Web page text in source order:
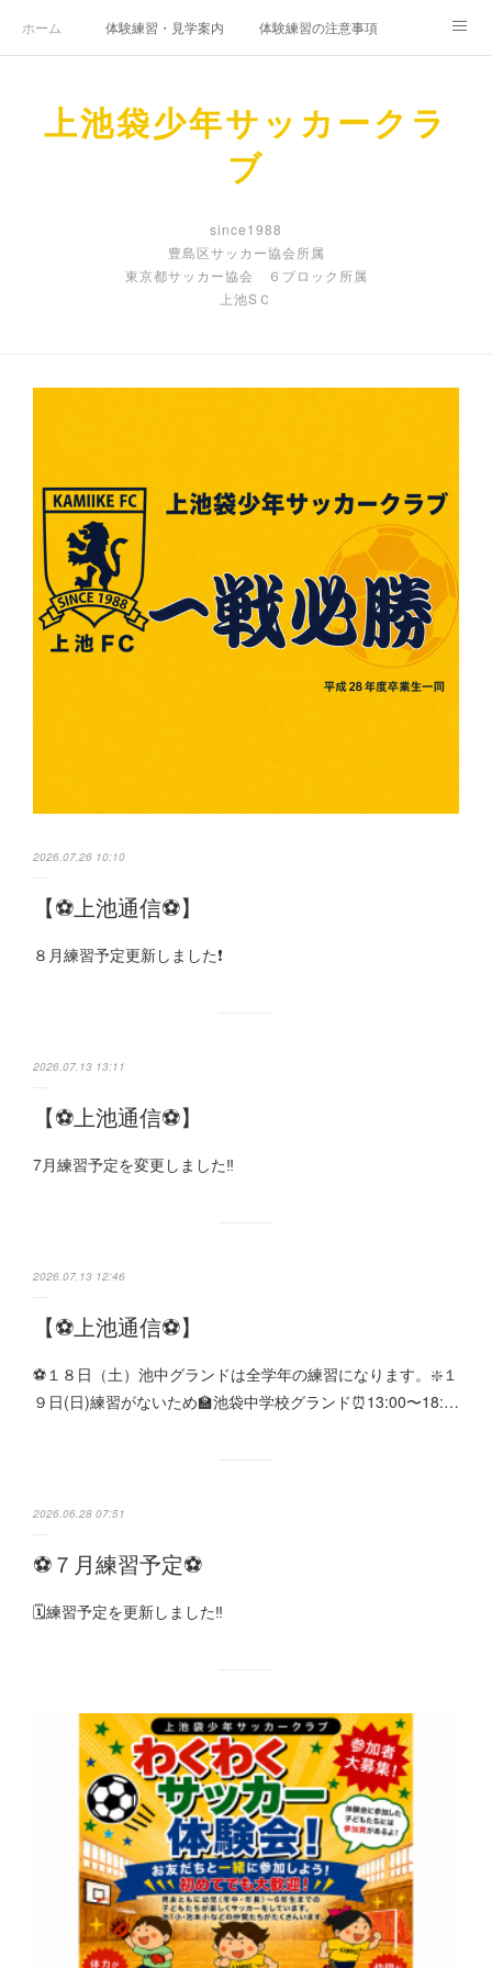
ホーム 体験練習・見学案内 体験練習の注意事項
Instagram
上池袋少年サッカークラ
ブ
since1988
豊島区サッカー協会所属
東京都サッカー協会 ６ブロック所属
上池SＣ
2026.07.26 10:10
【⚽️上池通信⚽️】
８月練習予定更新しました❗
2026.07.13 13:11
【⚽️上池通信⚽️】
7月練習予定を変更しました‼️
2026.07.13 12:46
【⚽️上池通信⚽️】
⚽１８日（土）池中グランドは全学年の練習になります。❇️１
９日(日)練習がないため🏫池袋中学校グランド⏰13:00〜18:…
2026.06.28 07:51
⚽️７月練習予定⚽️
🗓️練習予定を更新しました‼️